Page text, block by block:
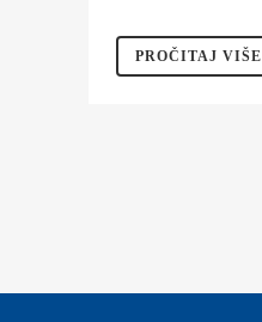
PROČITAJ VIŠE